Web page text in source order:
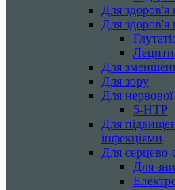
Для здоров'я
Для здоров'я
Для
Для зору
Для
5-HTP
Для
інфекціями
Для серцево-
Для